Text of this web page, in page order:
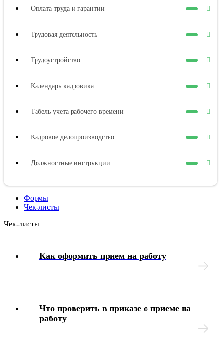
Оплата труда и гарантии
Трудовая деятельность
Трудоустройство
Календарь кадровика
Табель учета рабочего времени
Кадровое делопроизводство
Должностные инструкции
Оплата труда
Отпуска
Формы
Чек-листы
Чек-листы
Как оформить прием на работу
Что проверить в приказе о приеме на
работу